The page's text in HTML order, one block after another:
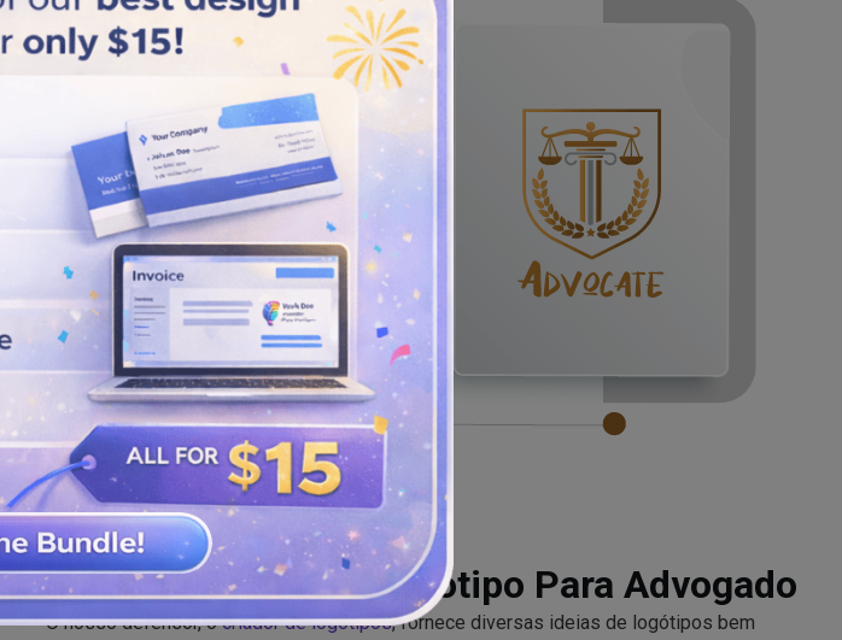
Melhor Criador De Logótipo Para Advogado
O nosso defensor, ocriador de logótipos, fornece diversas ideias de logótipos bem